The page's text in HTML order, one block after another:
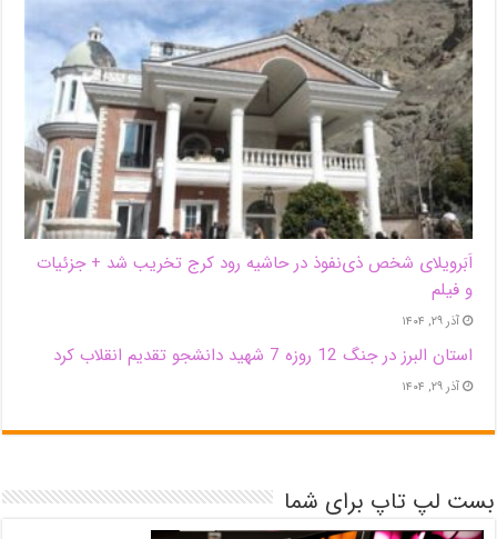
اَبَر‌ویلای شخص ذی‌نفوذ در حاشیه‌ رود کرج تخریب شد + جزئیات
و فیلم
آذر ۲۹, ۱۴۰۴
استان البرز در جنگ 12 روزه 7 شهید دانشجو تقدیم انقلاب کرد
آذر ۲۹, ۱۴۰۴
بست لپ تاپ برای شما